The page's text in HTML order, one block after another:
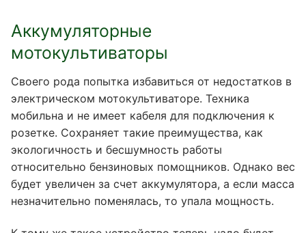
Аккумуляторные
мотокультиваторы
Своего рода попытка избавиться от недостатков в
электрическом мотокультиваторе. Техника
мобильна и не имеет кабеля для подключения к
розетке. Сохраняет такие преимущества, как
экологичность и бесшумность работы
относительно бензиновых помощников. Однако вес
будет увеличен за счет аккумулятора, а если масса
незначительно поменялась, то упала мощность.